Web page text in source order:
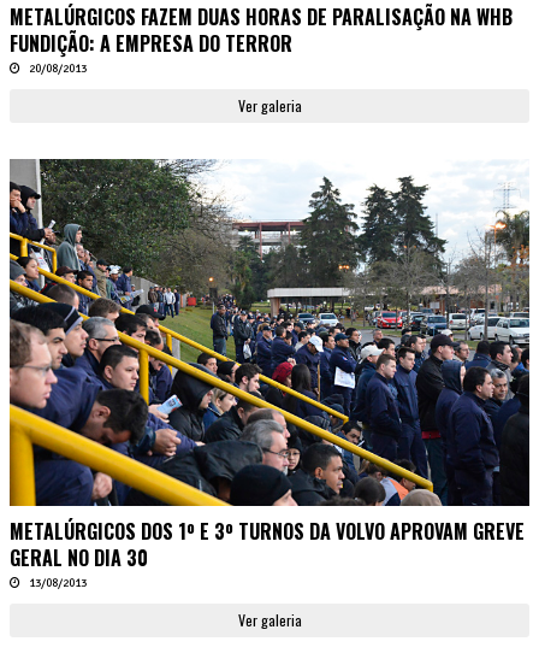
METALÚRGICOS FAZEM DUAS HORAS DE PARALISAÇÃO NA WHB
FUNDIÇÃO: A EMPRESA DO TERROR
20/08/2013
Ver galeria
METALÚRGICOS DOS 1º E 3º TURNOS DA VOLVO APROVAM GREVE
GERAL NO DIA 30
13/08/2013
Ver galeria